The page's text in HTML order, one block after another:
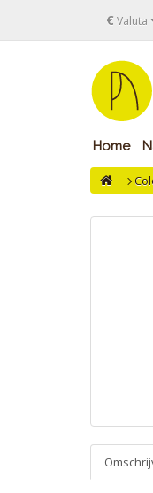
€ Valuta
Home